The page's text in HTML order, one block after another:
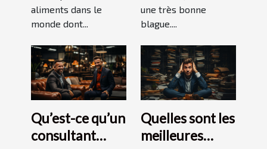
aliments dans le
monde dont...
une très bonne
blague....
Qu’est-ce qu’un
consultant
Quelles sont les
meilleures